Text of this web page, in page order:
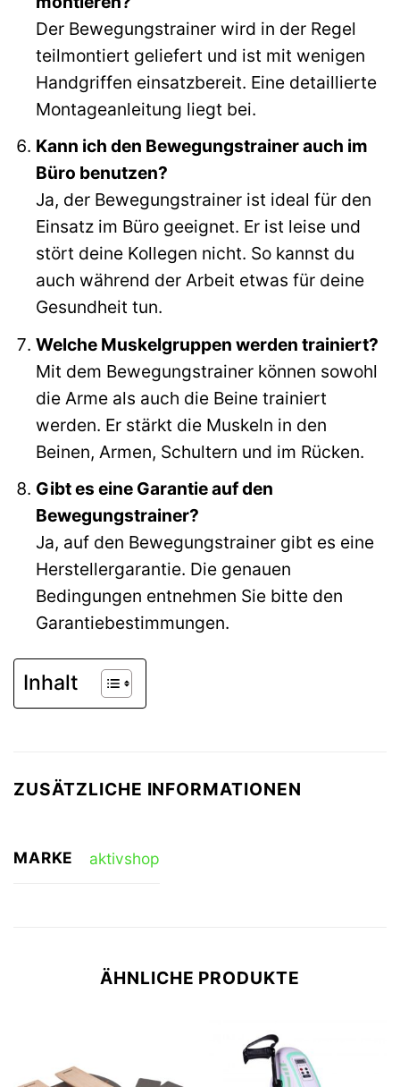
Der Bewegungstrainer wird in der Regel
teilmontiert geliefert und ist mit wenigen
Handgriffen einsatzbereit. Eine detaillierte
Montageanleitung liegt bei.
Kann ich den Bewegungstrainer auch im
Büro benutzen?
Ja, der Bewegungstrainer ist ideal für den
Einsatz im Büro geeignet. Er ist leise und
stört deine Kollegen nicht. So kannst du
auch während der Arbeit etwas für deine
Gesundheit tun.
Welche Muskelgruppen werden trainiert?
Mit dem Bewegungstrainer können sowohl
die Arme als auch die Beine trainiert
werden. Er stärkt die Muskeln in den
Beinen, Armen, Schultern und im Rücken.
Gibt es eine Garantie auf den
Bewegungstrainer?
Ja, auf den Bewegungstrainer gibt es eine
Herstellergarantie. Die genauen
Bedingungen entnehmen Sie bitte den
Garantiebestimmungen.
Inhalt
ZUSÄTZLICHE INFORMATIONEN
MARKE aktivshop
ÄHNLICHE PRODUKTE